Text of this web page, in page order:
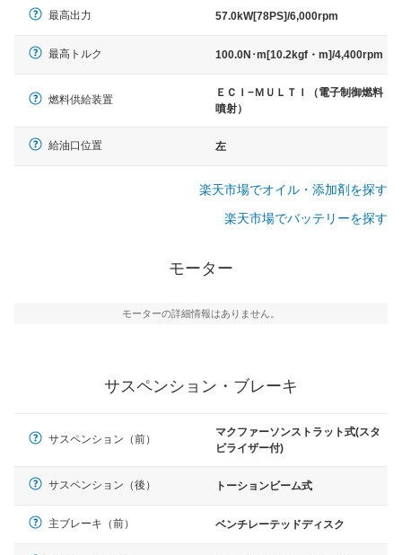
最高出力 57.0kW[78PS]/6,000rpm
最高トルク 100.0N･m[10.2kgf・m]/4,400rpm
燃料供給装置
ＥＣＩ−ＭＵＬＴＩ（電子制御燃料
噴射）
給油口位置 左
楽天市場でオイル・添加剤を探す
楽天市場でバッテリーを探す
モーター
モーターの詳細情報はありません。
サスペンション・ブレーキ
サスペンション（前）
マクファーソンストラット式(スタ
ビライザー付)
サスペンション（後） トーションビーム式
主ブレーキ（前） ベンチレーテッドディスク